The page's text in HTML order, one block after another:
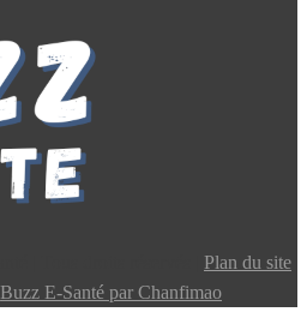
Plan du site
Buzz E-Santé par Chanfimao